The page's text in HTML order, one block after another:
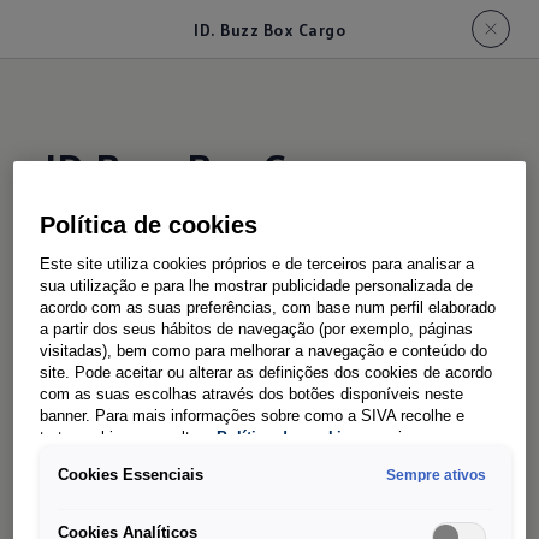
ID. Buzz Box Cargo
ID.Buzz Box Cargo
Espaço de arrumação
móvel para viagens: o
escritório sempre consigo
Organização facilitada com o ID. Buzz Box
Cargo : A consola central amovível é o recurso
prático para os bancos individuais
rápida e eficiente utensílios importantes do seu
Política de cookies
Este site utiliza cookies próprios e de terceiros para analisar a
sua utilização e para lhe mostrar publicidade personalizada de
acordo com as suas preferências, com base num perfil elaborado
a partir dos seus hábitos de navegação (por exemplo, páginas
visitadas), bem como para melhorar a navegação e conteúdo do
site. Pode aceitar ou alterar as definições dos cookies de acordo
com as suas escolhas através dos botões disponíveis neste
banner. Para mais informações sobre como a SIVA recolhe e
trata cookies, consulte aPolítica de cookies em vigor.
Cookies Essenciais Sempre ativos
Cookies Analíticos